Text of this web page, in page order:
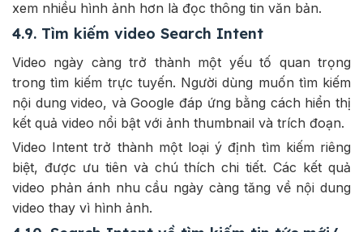
xem nhiều hình ảnh hơn là đọc thông tin văn bản.
4.9. Tìm kiếm video Search Intent
Video ngày càng trở thành một yếu tố quan trọng
trong tìm kiếm trực tuyến. Người dùng muốn tìm kiếm
nội dung video, và Google đáp ứng bằng cách hiển thị
kết quả video nổi bật với ảnh thumbnail và trích đoạn.
Video Intent trở thành một loại ý định tìm kiếm riêng
biệt, được ưu tiên và chú thích chi tiết. Các kết quả
video phản ánh nhu cầu ngày càng tăng về nội dung
video thay vì hình ảnh.